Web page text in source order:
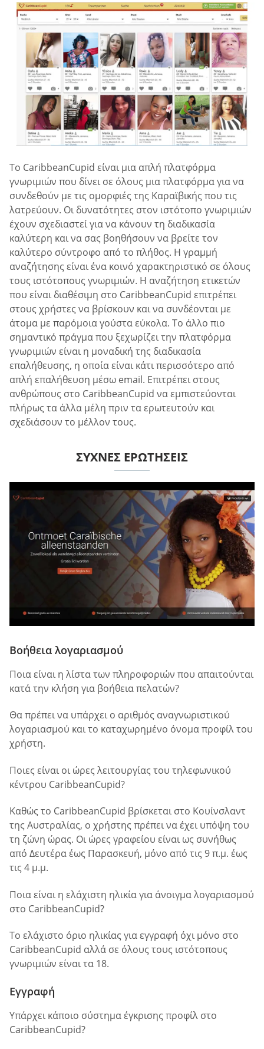
Το CaribbeanCupid είναι μια απλή πλατφόρμα
γνωριμιών που δίνει σε όλους μια πλατφόρμα για να
συνδεθούν με τις ομορφιές της Καραϊβικής που τις
λατρεύουν. Οι δυνατότητες στον ιστότοπο γνωριμιών
έχουν σχεδιαστεί για να κάνουν τη διαδικασία
καλύτερη και να σας βοηθήσουν να βρείτε τον
καλύτερο σύντροφο από το πλήθος. Η γραμμή
αναζήτησης είναι ένα κοινό χαρακτηριστικό σε όλους
τους ιστότοπους γνωριμιών. Η αναζήτηση ετικετών
που είναι διαθέσιμη στο CaribbeanCupid επιτρέπει
στους χρήστες να βρίσκουν και να συνδέονται με
άτομα με παρόμοια γούστα εύκολα. Το άλλο πιο
σημαντικό πράγμα που ξεχωρίζει την πλατφόρμα
γνωριμιών είναι η μοναδική της διαδικασία
επαλήθευσης, η οποία είναι κάτι περισσότερο από
απλή επαλήθευση μέσω email. Επιτρέπει στους
ανθρώπους στο CaribbeanCupid να εμπιστεύονται
πλήρως τα άλλα μέλη πριν τα ερωτευτούν και
σχεδιάσουν το μέλλον τους.
ΣΥΧΝΈΣ ΕΡΩΤΉΣΕΙΣ
Βοήθεια λογαριασμού
Ποια είναι η λίστα των πληροφοριών που απαιτούνται
κατά την κλήση για βοήθεια πελατών?
Θα πρέπει να υπάρχει ο αριθμός αναγνωριστικού
λογαριασμού και το καταχωρημένο όνομα προφίλ του
χρήστη.
Ποιες είναι οι ώρες λειτουργίας του τηλεφωνικού
κέντρου CaribbeanCupid?
Καθώς το CaribbeanCupid βρίσκεται στο Κουίνσλαντ
της Αυστραλίας, ο χρήστης πρέπει να έχει υπόψη του
τη ζώνη ώρας. Οι ώρες γραφείου είναι ως συνήθως
από Δευτέρα έως Παρασκευή, μόνο από τις 9 π.μ. έως
τις 4 μ.μ.
Ποια είναι η ελάχιστη ηλικία για άνοιγμα λογαριασμού
στο CaribbeanCupid?
Το ελάχιστο όριο ηλικίας για εγγραφή όχι μόνο στο
CaribbeanCupid αλλά σε όλους τους ιστότοπους
γνωριμιών είναι τα 18.
Εγγραφή
Υπάρχει κάποιο σύστημα έγκρισης προφίλ στο
CaribbeanCupid?